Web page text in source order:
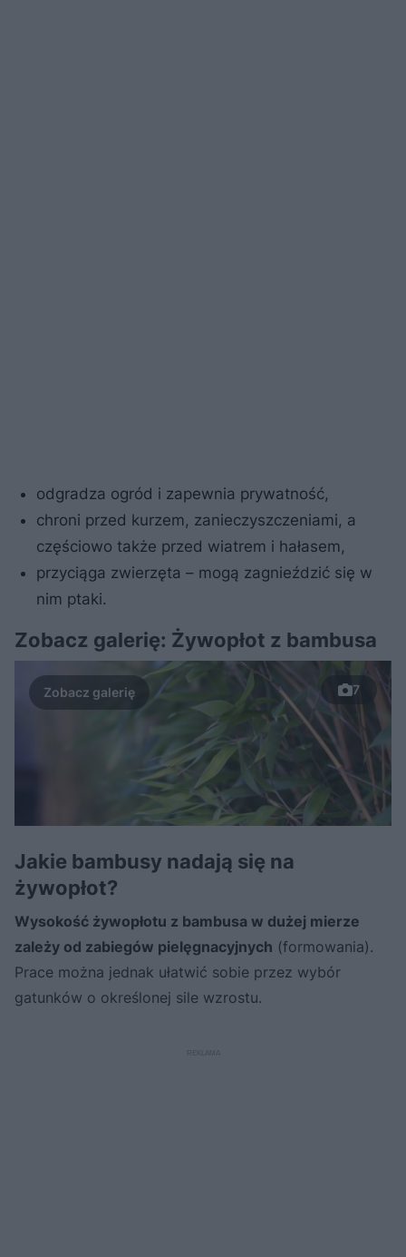
odgradza ogród i zapewnia prywatność,
chroni przed kurzem, zanieczyszczeniami, a
częściowo także przed wiatrem i hałasem,
przyciąga zwierzęta – mogą zagnieździć się w
nim ptaki.
Zobacz galerię: Żywopłot z bambusa
7
Jakie bambusy nadają się na
żywopłot?
Wysokość żywopłotu z bambusa w dużej mierze
zależy od zabiegów pielęgnacyjnych (formowania).
Prace można jednak ułatwić sobie przez wybór
gatunków o określonej sile wzrostu.